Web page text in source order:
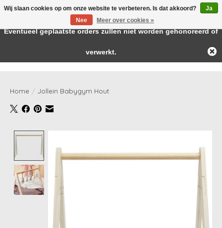
Home / Jollein Babygym Hout
Wij slaan cookies op om onze website te verbeteren. Is dat akkoord?
Ja
Nee
Meer over cookies »
← Keer terug naar de backofficeDeze winkel is in aanbouw.
Eventueel geplaatste orders zullen niet worden gehonoreerd of
verwerkt.